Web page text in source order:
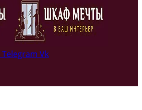
Telegram Vk